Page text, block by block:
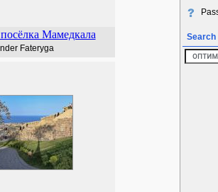
Мамедкала
Fateryga
Search